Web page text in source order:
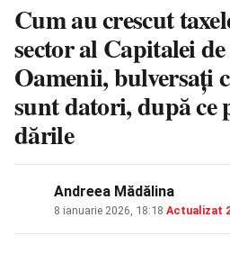
Cum au crescut
sector al Capitalei
Oamenii, bulversați
sunt datori, după ce
dările
Andreea Mădălina
8 ianuarie 2026, 18:18 Actualizat